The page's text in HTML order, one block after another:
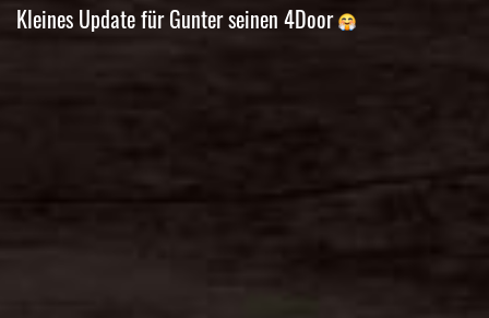
Kleines Update für Gunter seinen 4Door